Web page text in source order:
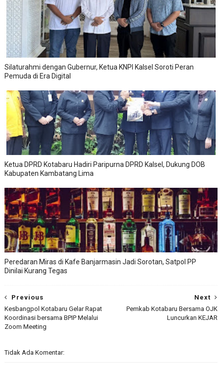
Silaturahmi dengan Gubernur, Ketua KNPI Kalsel Soroti Peran
Pemuda di Era Digital
Ketua DPRD Kotabaru Hadiri Paripurna DPRD Kalsel, Dukung DOB
Kabupaten Kambatang Lima
Peredaran Miras di Kafe Banjarmasin Jadi Sorotan, Satpol PP
Dinilai Kurang Tegas
Next
Pemkab Kotabaru Bersama OJK
Luncurkan KEJAR
Previous
Kesbangpol Kotabaru Gelar Rapat
Koordinasi bersama BPIP Melalui
Zoom Meeting
Tidak Ada Komentar: